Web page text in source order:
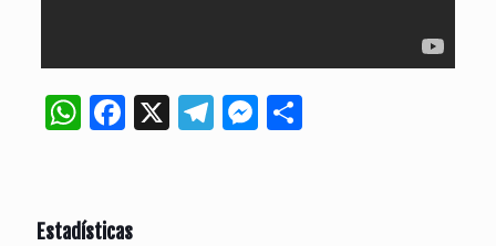
WhatsApp
Facebook
X Telegram
Messenger
Estadísticas